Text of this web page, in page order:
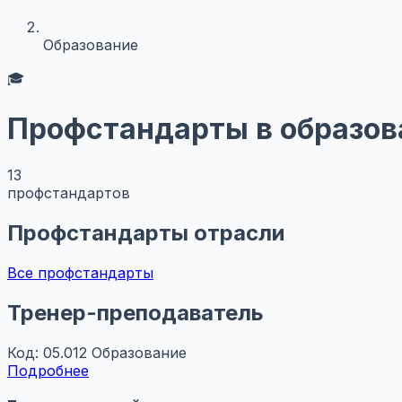
Образование
🎓
Профстандарты в
13
профстандартов
Профстандарты отрасли
Все профстандарты
Тренер-преподаватель
Код: 05.012 Образование
Подробнее